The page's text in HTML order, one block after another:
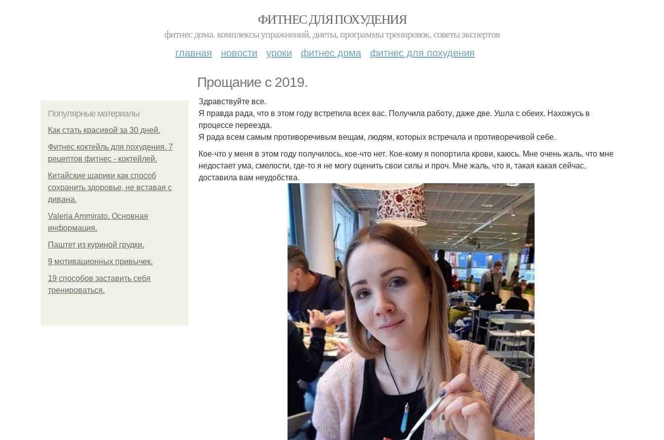
ФИТНЕС ДЛЯ ПОХУДЕНИЯ
фитнес дома. комплексы упражнений, диеты, программы тренировок, советы экспертов
главная новости уроки фитнес дома фитнес для похудения
Прощание с 2019.
Популярные материалы
Как стать красивой за 30 дней.
Фитнес коктейль для похудения. 7
рецептов фитнес - коктейлей.
Китайские шарики как способ
сохранить здоровье, не вставая с
дивана.
Valeria Ammirato. Основная
информация.
Паштет из куриной грудки.
9 мотивационных привычек.
19 способов заставить себя
тренироваться.
Здравствуйте все.
Я правда рада, что в этом году встретила всех вас. Получила работу, даже две. Ушла с обеих. Нахожусь в
процессе переезда.
Я рада всем самым противоречивым вещам, людям, которых встречала и противоречивой себе.
Кое-что у меня в этом году получилось, кое-что нет. Кое-кому я попортила крови, каюсь. Мне очень жаль, что мне
недостает ума, смелости, где-то я не могу оценить свои силы и проч. Мне жаль, что я, такая какая сейчас,
доставила вам неудобства.